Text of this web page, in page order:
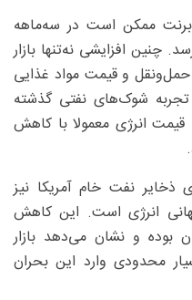
ممکن است در سه‌ماهه
به حدود ۱۳۰‌دلار برسد. چنین افزایشی نه‌تنها بازار
حمل‌ونقل و قیمت مواد غذایی
تجربه شوک‌های نفتی گذشته
انرژی معمولا با کاهش
بشکه‌ای ذخایر نفت خام آمریکا نیز
انرژی است. این کاهش
بوده و نشان می‌دهد بازار
محدودی وارد این بحران